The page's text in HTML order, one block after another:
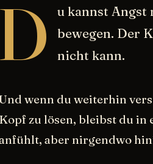
u kannst Angst
bewegen. Der
nicht kann.
wenn du weiterhin
zu lösen, bleibst du in
aber nirgendwo